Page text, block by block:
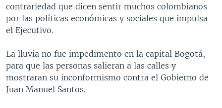
contrariedad que dicen sentir muchos colombianos
por las políticas económicas y sociales que impulsa
el Ejecutivo.
La lluvia no fue impedimento en la capital Bogotá,
para que las personas salieran a las calles y
mostraran su inconformismo contra el Gobierno de
Juan Manuel Santos.